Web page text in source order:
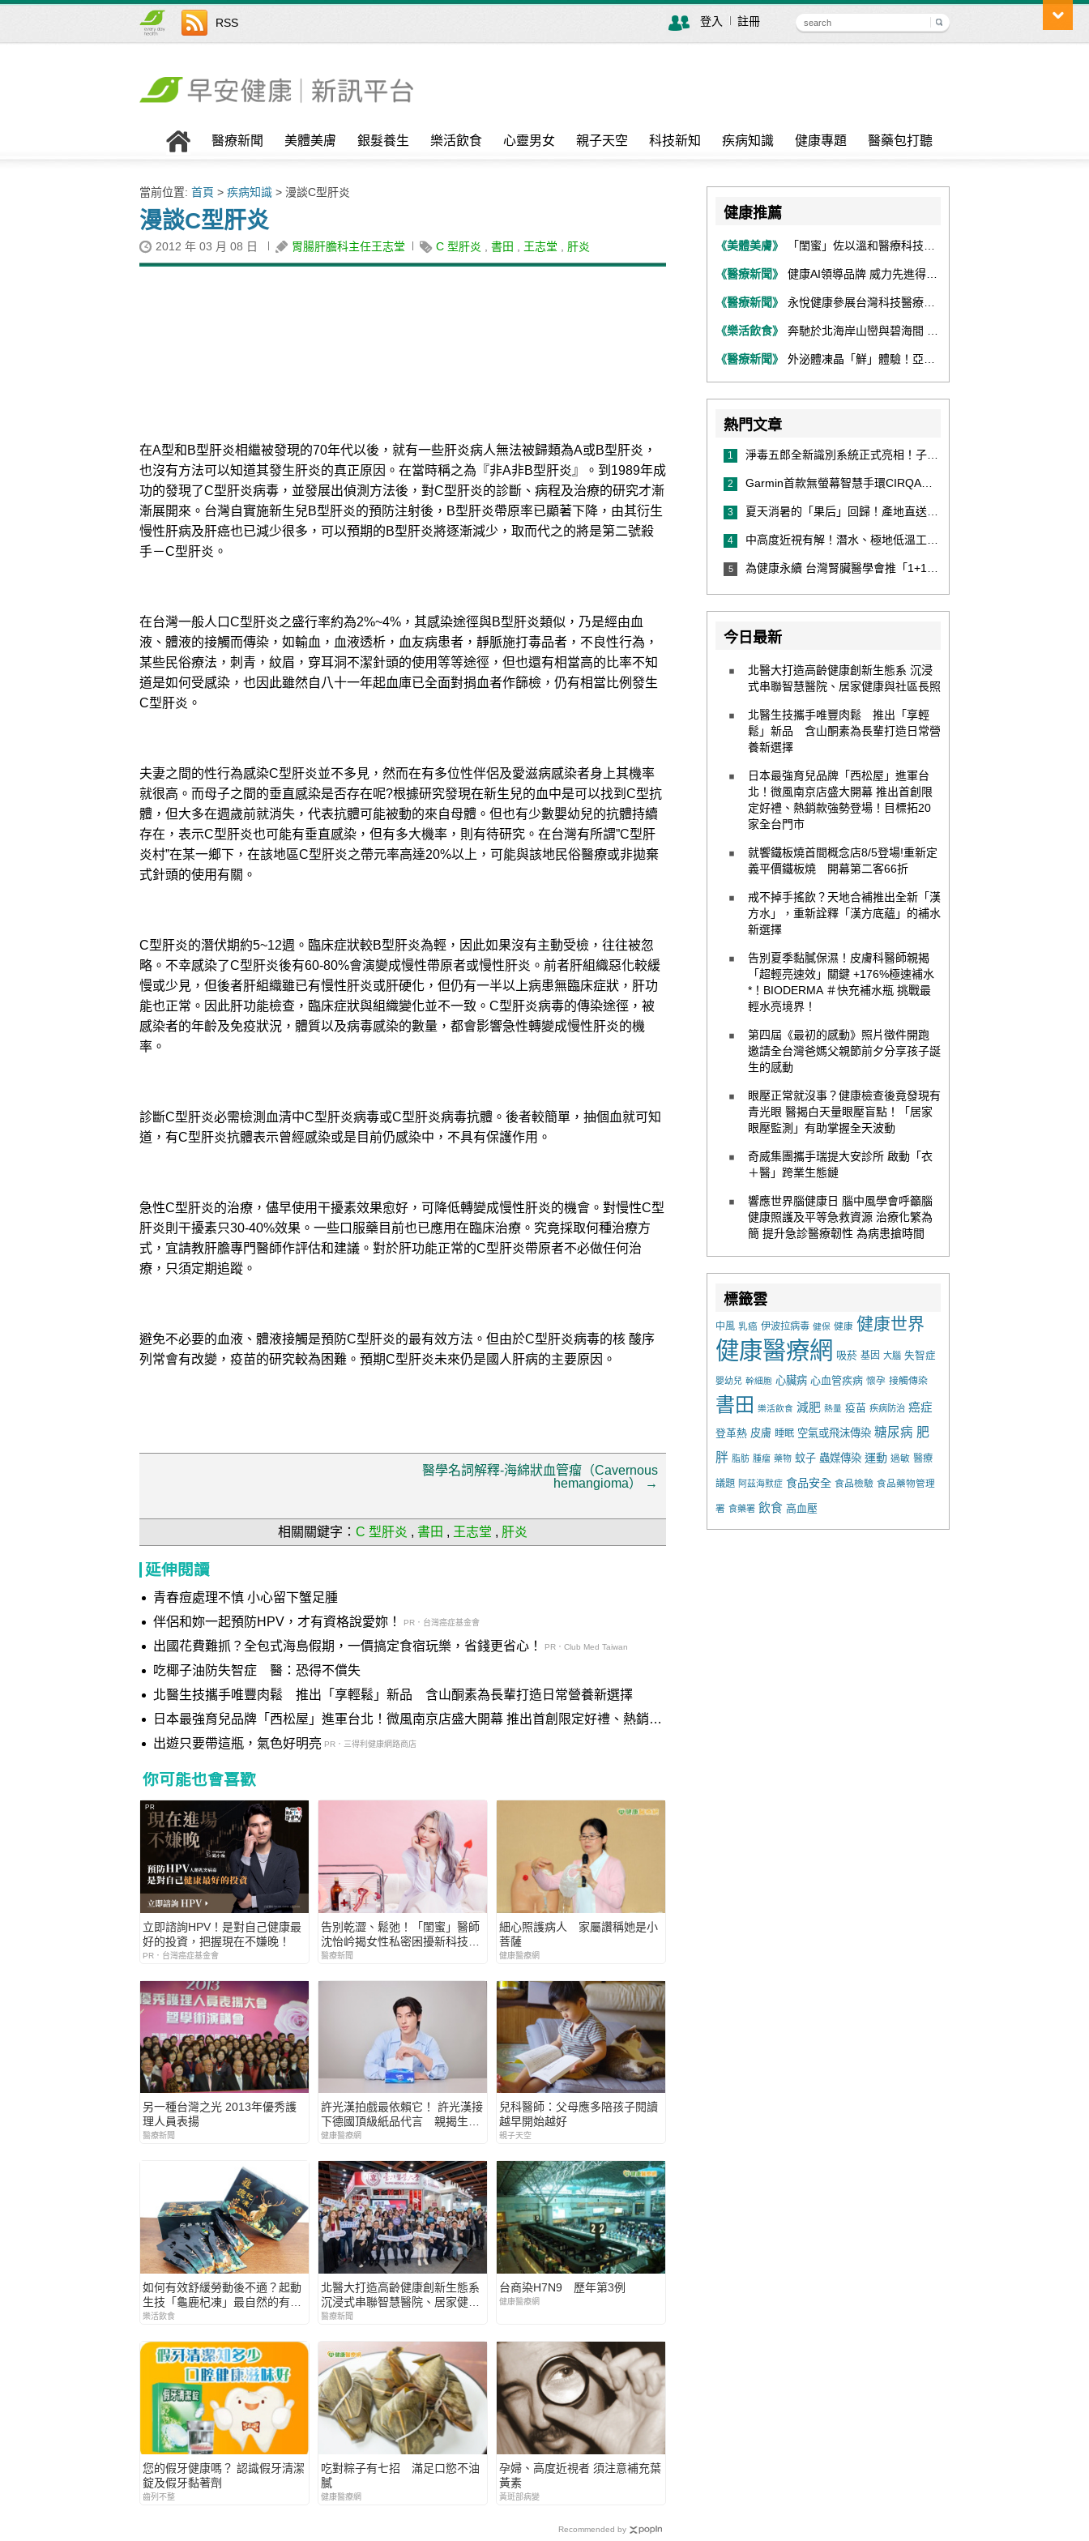
RSS 登入 註冊
醫療新聞 美體美膚 銀髮養生 樂活飲食 心靈男女 親子天空 科技新知 疾病知識 健康專題 醫藥包打聽
當前位置: 首頁 > 疾病知識 > 漫談C型肝炎
漫談C型肝炎
2012 年 03 月 08 日 胃腸肝膽科主任王志堂 C 型肝炎 書田 王志堂 肝炎
在A型和B型肝炎相繼被發現的70年代以後，就有一些肝炎病人無法被歸類為A或B型肝炎，
也沒有方法可以知道其發生肝炎的真正原因。在當時稱之為『非A非B型肝炎』。到1989年成
功的發現了C型肝炎病毒，並發展出偵測方法後，對C型肝炎的診斷、病程及治療的研究才漸
漸展開來。台灣自實施新生兒B型肝炎的預防注射後，B型肝炎帶原率已顯著下降，由其衍生
慢性肝病及肝癌也已減少很多，可以預期的B型肝炎將逐漸減少，取而代之的將是第二號殺
手－C型肝炎。
在台灣一般人口C型肝炎之盛行率約為2%~4%，其感染途徑與B型肝炎類似，乃是經由血
液、體液的接觸而傳染，如輸血，血液透析，血友病患者，靜脈施打毒品者，不良性行為，
某些民俗療法，刺青，紋眉，穿耳洞不潔針頭的使用等等途徑，但也還有相當高的比率不知
道是如何受感染，也因此雖然自八十一年起血庫已全面對捐血者作篩檢，仍有相當比例發生
C型肝炎。
夫妻之間的性行為感染C型肝炎並不多見，然而在有多位性伴侶及愛滋病感染者身上其機率
就很高。而母子之間的垂直感染是否存在呢?根據研究發現在新生兒的血中是可以找到C型抗
體，但大多在週歲前就消失，代表抗體可能被動的來自母體。但也有少數嬰幼兒的抗體持續
存在，表示C型肝炎也可能有垂直感染，但有多大機率，則有待研究。在台灣有所謂”C型肝
炎村”在某一鄉下，在該地區C型肝炎之帶元率高達20%以上，可能與該地民俗醫療或非拋棄
式針頭的使用有關。
C型肝炎的潛伏期約5~12週。臨床症狀較B型肝炎為輕，因此如果沒有主動受檢，往往被忽
略。不幸感染了C型肝炎後有60-80%會演變成慢性帶原者或慢性肝炎。前者肝組織惡化較緩
慢或少見，但後者肝組織雖已有慢性肝炎或肝硬化，但仍有一半以上病患無臨床症狀，肝功
能也正常。因此肝功能檢查，臨床症狀與組織變化並不一致。C型肝炎病毒的傳染途徑，被
感染者的年齡及免疫狀況，體質以及病毒感染的數量，都會影響急性轉變成慢性肝炎的機
率。
診斷C型肝炎必需檢測血清中C型肝炎病毒或C型肝炎病毒抗體。後者較簡單，抽個血就可知
道，有C型肝炎抗體表示曾經感染或是目前仍感染中，不具有保護作用。
急性C型肝炎的治療，儘早使用干擾素效果愈好，可降低轉變成慢性肝炎的機會。對慢性C型
肝炎則干擾素只30-40%效果。一些口服藥目前也已應用在臨床治療。究竟採取何種治療方
式，宜請教肝膽專門醫師作評估和建議。對於肝功能正常的C型肝炎帶原者不必做任何治
療，只須定期追蹤。
避免不必要的血液、體液接觸是預防C型肝炎的最有效方法。但由於C型肝炎病毒的核 酸序
列常會有改變，疫苗的研究較為困難。預期C型肝炎未來仍是國人肝病的主要原因。
醫學名詞解釋-海綿狀血管瘤（Cavernous
hemangioma）
→
相關關鍵字： C 型肝炎 , 書田 , 王志堂 , 肝炎
延伸閱讀
青春痘處理不慎 小心留下蟹足腫
伴侶和妳一起預防HPV，才有資格說愛妳！
PR．台灣癌症基金會
出國花費難抓？全包式海島假期，一價搞定食宿玩樂，省錢更省心！ PR．Club Med Taiwan
吃椰子油防失智症 醫：恐得不償失
北醫生技攜手唯豐肉鬆 推出「享輕鬆」新品 含山酮素為長輩打造日常營養新選擇
日本最強育兒品牌「西松屋」進軍台北！微風南京店盛大開幕 推出首創限定好禮、熱銷款
強勢登場！目標拓20 家全台門市
出遊只要帶這瓶，氣色好明亮 PR．三得利健康網路商店
你可能也會喜歡
PR
立即諮詢HPV！是對自己健康最
好的投資，把握現在不嫌晚！
PR．台灣癌症基金會
告別乾澀、鬆弛！「閨蜜」醫師
沈怡岒揭女性私密困擾新科技解
方
醫療新聞
細心照護病人 家屬讚稱她是小
菩薩
健康醫療網
另一種台灣之光 2013年優秀護
理人員表揚
醫療新聞
許光漢拍戲最依賴它！ 許光漢接
下德國頂級紙品代言 親揭生活
中不可或缺的可靠夥伴
健康醫療網
兒科醫師：父母應多陪孩子閱讀
越早開始越好
親子天空
如何有效舒緩勞動後不適？起動
生技「龜鹿杞凍」最自然的有力
妙方！
樂活飲食
北醫大打造高齡健康創新生態系
沉浸式串聯智慧醫院、居家健康
與社區長照
醫療新聞
台商染H7N9 歷年第3例
健康醫療網
您的假牙健康嗎？ 認識假牙清潔
錠及假牙黏著劑
齒列不整
吃對粽子有七招 滿足口慾不油
膩
健康醫療網
孕婦、高度近視者 須注意補充葉
黃素
黃斑部病變
Recommended by
健康推薦
《美體美膚》 「閨蜜」佐以溫和醫療科技，陪伴女性找回身體舒適與自信
《醫療新聞》 健康AI領導品牌 威力先進得獎不斷 同獲『玉山獎』『金炬獎』最高肯定
《醫療新聞》 永悅健康參展台灣科技醫療展 展現數位健康全場景整合能力
《樂活飲食》 奔馳於北海岸山巒與碧海間 跑出屬於你的生命之光 『2026光境半程馬拉松挑戰賽－升龍道』火熱報名中
《醫療新聞》 外泌體凍晶「鮮」體驗！亞家生技解鎖24個月高活性 專利瓶蓋「秒回溶」超驚艷！醫科展秀「睛」亮神采
熱門文章
1 淨毒五郎全新識別系統正式亮相！子品牌然本再推體香噴霧新產品！
2 Garmin首款無螢幕智慧手環CIRQA登場 專注健康無須訂閱！ 輕量舒適風格百搭 生態系無縫串接 打造全天候零干擾健康與恢復管理新體驗
3 夏天消暑的「果后」回歸！產地直送泰國鮮山竹，打造夏日最頂級的天然補給
4 中高度近視有解！潛水、極地低溫工作者優選 EVO ICL 膠原蛋白眼內鏡
5 為健康永續 台灣腎臟醫學會推「1+1 Hold 好腎」 籲掌握eGFR＋UACR雙指標 及早把關腎健康
今日最新
北醫大打造高齡健康創新生態系 沉浸
式串聯智慧醫院、居家健康與社區長照
北醫生技攜手唯豐肉鬆 推出「享輕
鬆」新品 含山酮素為長輩打造日常營
養新選擇
日本最強育兒品牌「西松屋」進軍台
北！微風南京店盛大開幕 推出首創限
定好禮、熱銷款強勢登場！目標拓20
家全台門市
就饗鐵板燒首間概念店8/5登場!重新定
義平價鐵板燒 開幕第二客66折
戒不掉手搖飲？天地合補推出全新「漢
方水」，重新詮釋「漢方底蘊」的補水
新選擇
告別夏季黏膩保濕！皮膚科醫師親揭
「超輕亮速效」關鍵 +176%極速補水
*！BIODERMA ＃快充補水瓶 挑戰最
輕水亮境界！
第四屆《最初的感動》照片徵件開跑
邀請全台灣爸媽父親節前夕分享孩子誕
生的感動
眼壓正常就沒事？健康檢查後竟發現有
青光眼 醫揭白天量眼壓盲點！「居家
眼壓監測」有助掌握全天波動
奇威集團攜手瑞提大安診所 啟動「衣
＋醫」跨業生態鏈
響應世界腦健康日 腦中風學會呼籲腦
健康照護及平等急救資源 治療化繁為
簡 提升急診醫療韌性 為病患搶時間
標籤雲
中風 乳癌 伊波拉病毒 健保 健康 健康世界
健康醫療網 吸菸 基因 大腦 失智症
嬰幼兒 幹細胞 心臟病 心血管疾病 懷孕 接觸傳染
書田 樂活飲食 減肥 熱量 疫苗 疾病防治 癌症
登革熱 皮膚 睡眠 空氣或飛沫傳染 糖尿病 肥
胖 脂肪 腫瘤 藥物 蚊子 蟲媒傳染 運動 過敏 醫療
議題 阿茲海默症 食品安全 食品檢驗 食品藥物管理
署 食藥署 飲食 高血壓